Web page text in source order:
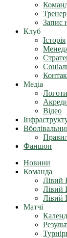
Запис
Клуб
Історія
Медіа
Відео
Фаншоп
Новини
Команда
Лівий
Лівий
Лівий
Матчі